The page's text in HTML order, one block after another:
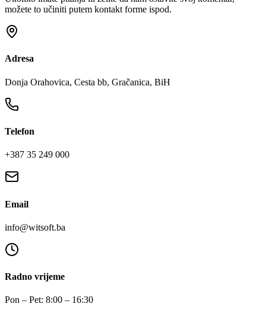
možete to učiniti putem kontakt forme ispod.
Adresa
Donja Orahovica, Cesta bb, Gračanica, BiH
Telefon
+387 35 249 000
Email
info@witsoft.ba
Radno vrijeme
Pon – Pet: 8:00 – 16:30